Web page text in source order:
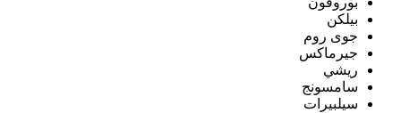
بيلكن
جوى روم
جيرماكس
ريشي
سامسونج
سيلبيرات